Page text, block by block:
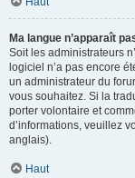
Ma langue n’apparaît
Soit les administrateurs
logiciel n’a pas encore
un administrateur du
vous souhaitez. Si la
porter volontaire et
d’informations, veuillez
anglais).
Haut